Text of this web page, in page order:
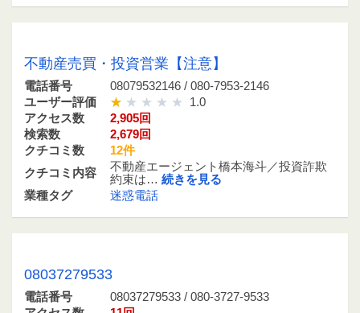
不動産売買・投資営業【注意】
電話番号
08079532146 / 080-7953-2146
ユーザー評価
1.0
アクセス数
2,905回
検索数
2,679回
クチコミ数
12件
クチコミ内容
不動産エージェント橋本海斗／投資詐欺
約束は… 続きを見る
業種タグ
迷惑電話
08037279533
電話番号
08037279533 / 080-3727-9533